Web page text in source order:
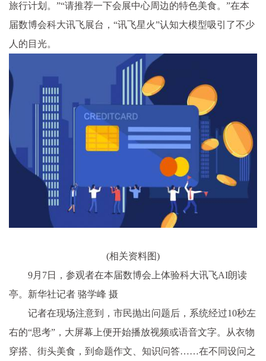
旅行计划。”“请推荐一下会展中心周边的特色美食。”在本
届数博会科大讯飞展台，“讯飞星火”认知大模型吸引了不少
人的目光。
(相关资料图)
9月7日，参观者在本届数博会上体验科大讯飞AI朗读
亭。新华社记者 骆学峰 摄
记者在现场注意到，市民抛出问题后，系统经过10秒左
右的“思考”，大屏幕上便开始播放视频或语音文字。从衣物
穿搭、街头美食，到命题作文、知识问答……在不同设问之